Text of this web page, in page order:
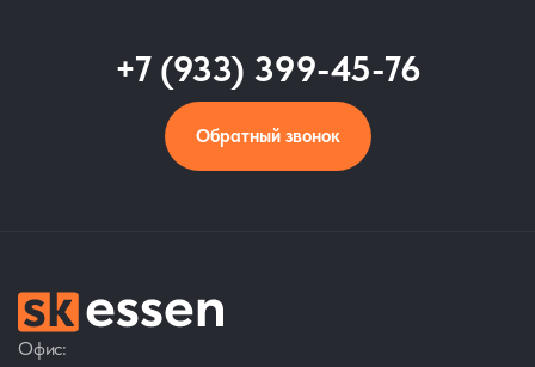
+7 (933) 399-45-76
Обратный звонок
Офис: